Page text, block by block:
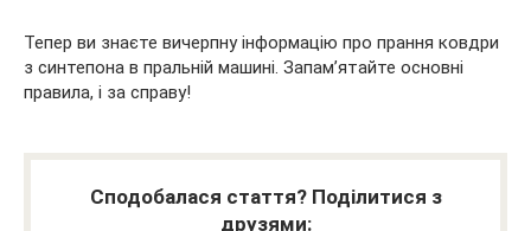
Тепер ви знаєте вичерпну інформацію про прання ковдри
з синтепона в пральній машині. Запам’ятайте основні
правила, і за справу!
Сподобалася стаття? Поділитися з
друзями: